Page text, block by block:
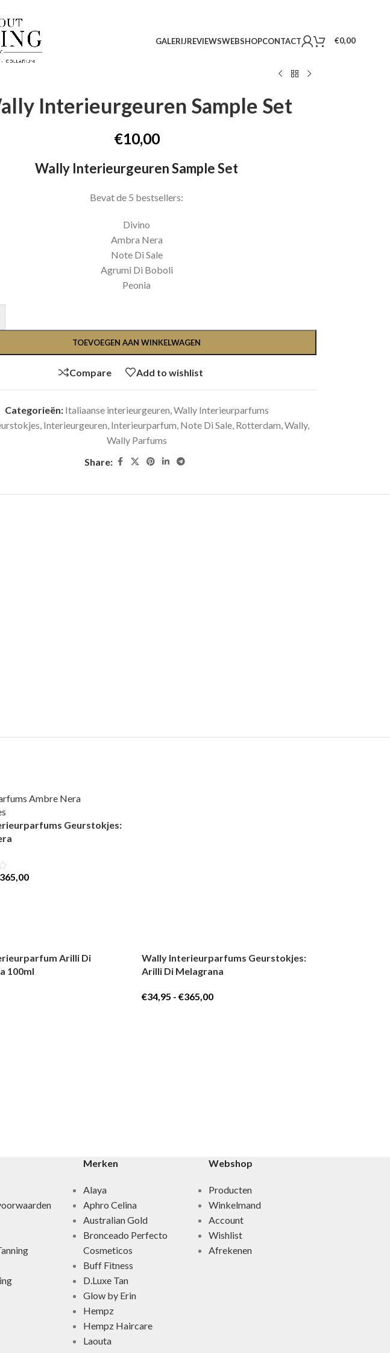
GALERIJREVIEWSWEBSHOPCONTACT €0,00
Interieurgeuren Sample Set
€10,00
Wally Interieurgeuren Sample Set
Bevat de 5 bestsellers:
Divino
Ambra Nera
Note Di Sale
Agrumi Di Boboli
Peonia
TOEVOEGEN AAN WINKELWAGEN
Compare Add to wishlist
Categorieën: Italiaanse interieurgeuren,Wally Interieurparfums
, Interieurgeuren, Interieurparfum, Note Di Sale, Rotterdam,Wally,
Wally Parfums
Share:
Geurstokjes:
365,00
Arilli Di
100ml
Wally Interieurparfums Geurstokjes:
Arilli Di Melagrana
€34,95 - €365,00
Merken
Alaya
Aphro Celina
Australian Gold
Bronceado Perfecto
Cosmeticos
Buff Fitness
D.Luxe Tan
Glow by Erin
Hempz
Hempz Haircare
Laouta
Webshop
Producten
Winkelmand
Account
Wishlist
Afrekenen